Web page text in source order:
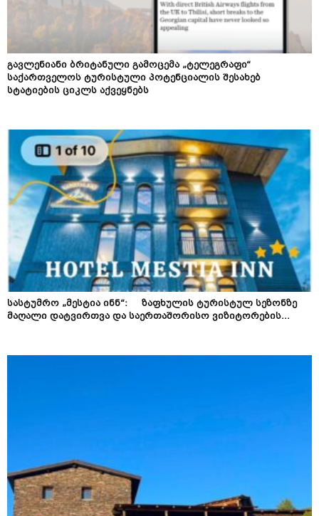
გავლენიანი ბრიტანული გამოცემა „ტელეგრაფი“
საქართველოს ტურისტული პოტენციალის შესახებ
სტატიების ციკლს აქვეყნებს
სასტუმრო „მესტია ინნ“: ზაფხულის ტურისტულ სეზონზე
მაღალი დატვირთვა და საერთაშორისო ვიზიტორების...